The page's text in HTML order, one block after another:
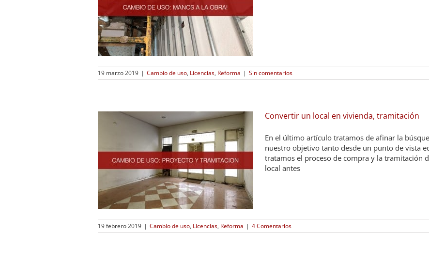
19 marzo 2019 | Cambio de uso, Licencias, Reforma | Sin comentarios
Convertir un local en vivienda, tramitación
En el último artículo tratamos de afinar la
nuestro objetivo tanto desde un punto de vista
tratamos el proceso de compra y la tramitación
local antes
19 febrero 2019 | Cambio de uso, Licencias, Reforma | 4 Comentarios